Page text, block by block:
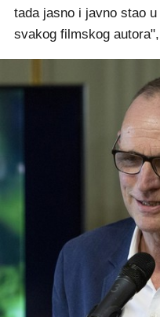
tada jasno i javno stao
svakog filmskog